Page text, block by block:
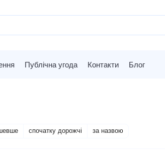
Публічна угода Контакти Блог
спочатку дорожчі за назвою